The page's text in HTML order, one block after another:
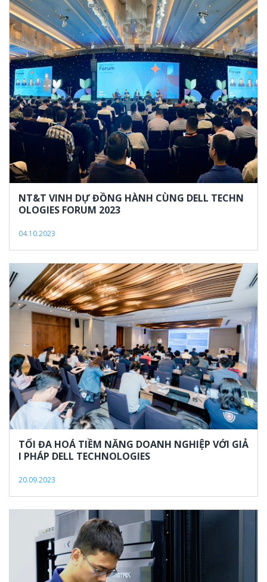
NT&T VINH DỰ ĐỒNG HÀNH CÙNG DELL TECHN
OLOGIES FORUM 2023
04.10.2023
TỐI ĐA HOÁ TIỀM NĂNG DOANH NGHIỆP VỚI GIẢ
I PHÁP DELL TECHNOLOGIES
20.09.2023